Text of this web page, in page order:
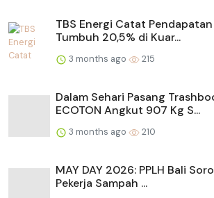
TBS Energi Catat
Tumbuh 20,5% di Kuar...
3 months ago 215
Dalam Sehari Pasang
ECOTON Angkut 907 Kg S...
3 months ago 210
MAY DAY 2026: PPLH Bali
Pekerja Sampah ...